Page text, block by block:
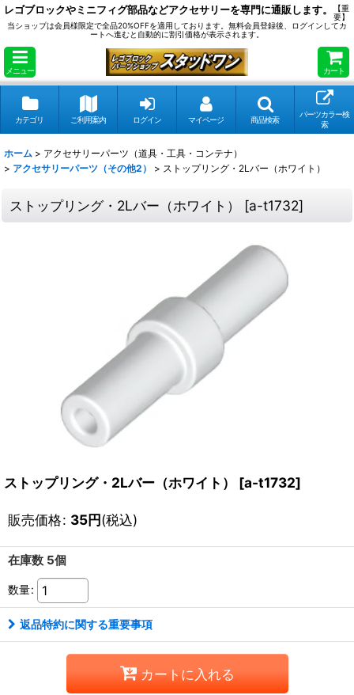
レゴブロックやミニフィグ部品などアクセサリーを専門に通販します。
【重
要】
当ショップは会員様限定で全品20%OFFを適用しております。無料会員登録後、ログインしてカ
ートへ進むと自動的に割引価格が表示されます。
メニュー カート
カテゴリ ご利用案内 ログイン マイページ 商品検索
パーツカラー検
索
ホーム > アクセサリーパーツ（道具・工具・コンテナ）
> アクセサリーパーツ（その他2） > ストップリング・2Lバー（ホワイト）
ストップリング・2Lバー（ホワイト） [a-t1732]
ストップリング・2Lバー（ホワイト） [a-t1732]
販売価格: 35円(税込)
在庫数 5個
数量:
返品特約に関する重要事項
カートに入れる